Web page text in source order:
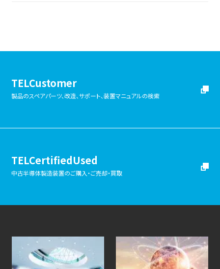
TELCustomer
製品のスペアパーツ、改造、サポート、装置マニュアルの検索
TELCertifiedUsed
中古半導体製造装置のご購入・ご売却・買取